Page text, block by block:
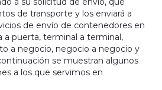
de transporte y los enviará a
de envío de contenedores en
a puerta, terminal a terminal,
a negocio, negocio a negocio y
se muestran algunos
a los que servimos en